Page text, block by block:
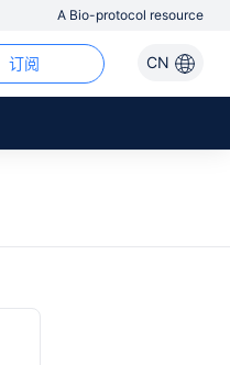
A Bio-protocol resource
CN
订阅